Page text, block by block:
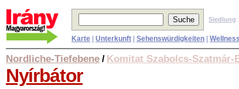
Siedlung:
Karte Unterkunft Sehenswürdigkeiten
Nordliche-Tiefebene / Komitat Szabolcs-Szatmár-
Nyírbátor